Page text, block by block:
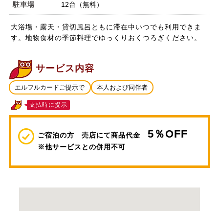
駐車場 12台（無料）
大浴場・露天・貸切風呂ともに滞在中いつでも利用できま
す。地物食材の季節料理でゆっくりおくつろぎください。
サービス内容
エルフルカードご提示で 本人および同伴者
支払時に提示
ご宿泊の方 売店にて商品代金5％OFF
※他サービスとの併用不可